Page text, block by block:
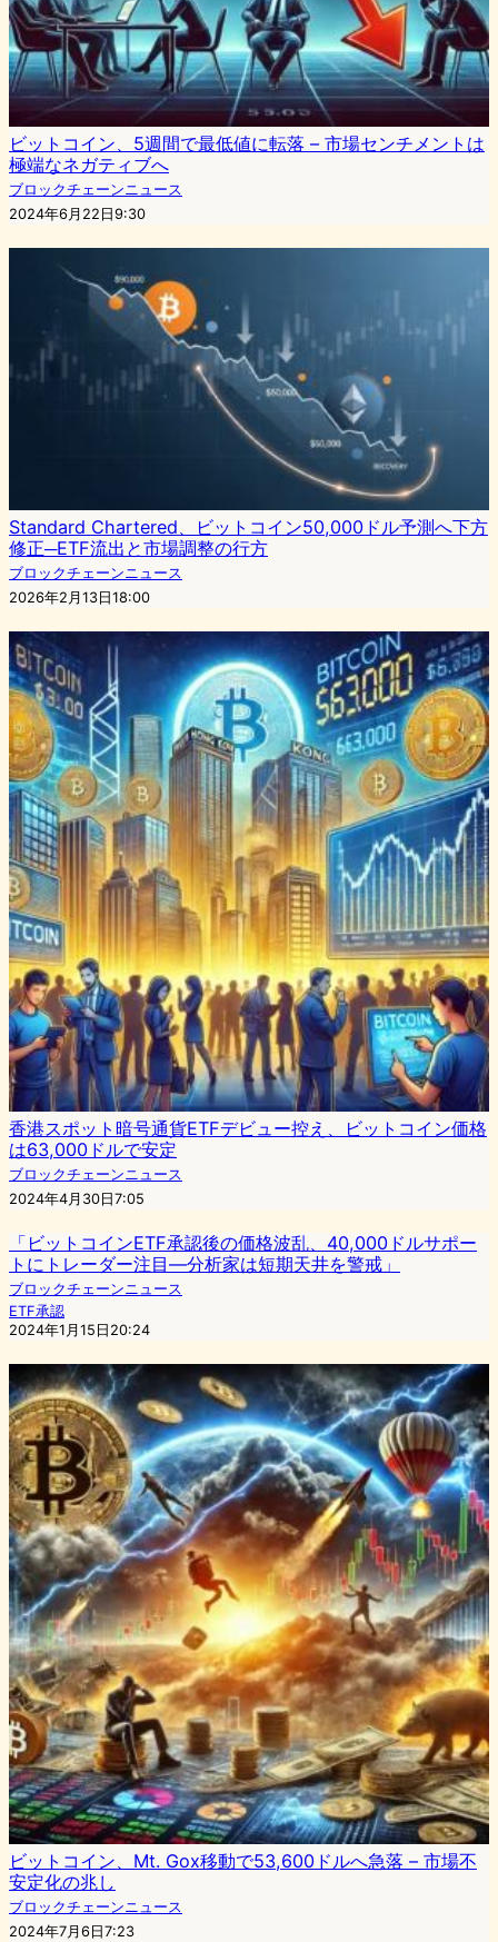
ビットコイン、5週間で最低値に転落 – 市場センチメントは
極端なネガティブへ
ブロックチェーンニュース
2024年6月22日9:30
Standard Chartered、ビットコイン50,000ドル予測へ下方
修正─ETF流出と市場調整の行方
ブロックチェーンニュース
2026年2月13日18:00
香港スポット暗号通貨ETFデビュー控え、ビットコイン価格
は63,000ドルで安定
ブロックチェーンニュース
2024年4月30日7:05
「ビットコインETF承認後の価格波乱、40,000ドルサポー
トにトレーダー注目―分析家は短期天井を警戒」
ブロックチェーンニュース
ETF承認
2024年1月15日20:24
ビットコイン、Mt. Gox移動で53,600ドルへ急落 – 市場不
安定化の兆し
ブロックチェーンニュース
2024年7月6日7:23